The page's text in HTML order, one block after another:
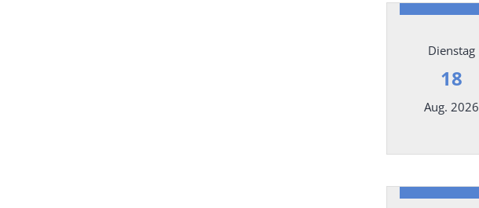
Dienstag
18
Aug. 2026